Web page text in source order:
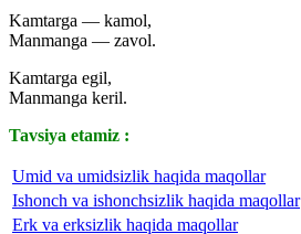
Kamtarga — kamol,
Manmanga — zavol.
Kamtarga egil,
Manmanga keril.
Tavsiya etamiz :
Umid va umidsizlik haqida maqollar
Ishonch va ishonchsizlik haqida maqollar
Erk va erksizlik haqida maqollar